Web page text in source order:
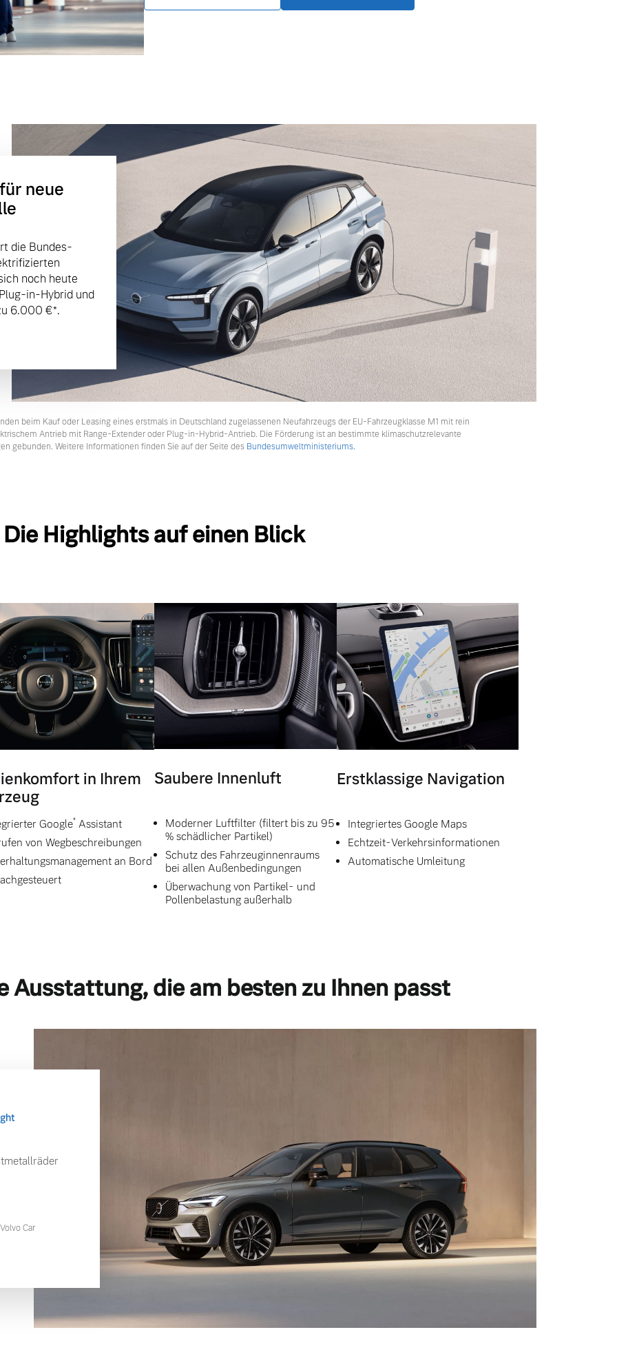
neue
die Bundes-
noch heute
in-Hybrid und
6.000 €⁠*.
beim Kauf oder Leasing eines erstmals in Deutschland zugelassenen Neufahrzeugs der EU-Fahrzeugklasse M1 mit rein
Antrieb mit Range-Extender oder Plug-in-Hybrid-Antrieb. Die Förderung ist an bestimmte klimaschutzrelevante
gebunden. Weitere Informationen finden Sie auf der Seite des Bundesumweltministeriums.
Die Highlights auf einen Blick
in Ihrem
Google* Assistant
von Wegbeschreibungen
an Bord
Saubere Innenluft
Moderner Luftfilter (filtert bis zu 95
% schädlicher Partikel)
Schutz des Fahrzeuginnenraums
bei allen Außenbedingungen
Überwachung von Partikel- und
Pollenbelastung außerhalb
Erstklassige Navigation
Integriertes Google Maps
Echtzeit-Verkehrsinformationen
Automatische Umleitung
Ausstattung, die am besten zu Ihnen passt
Car